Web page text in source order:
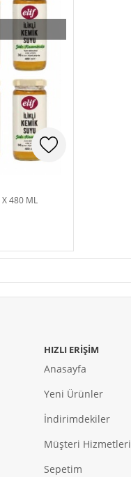
X 480 ML
HIZLI ERIŞIM
Anasayfa
Yeni Ürünler
İndirimdekiler
Müşteri Hizmetleri
Sepetim